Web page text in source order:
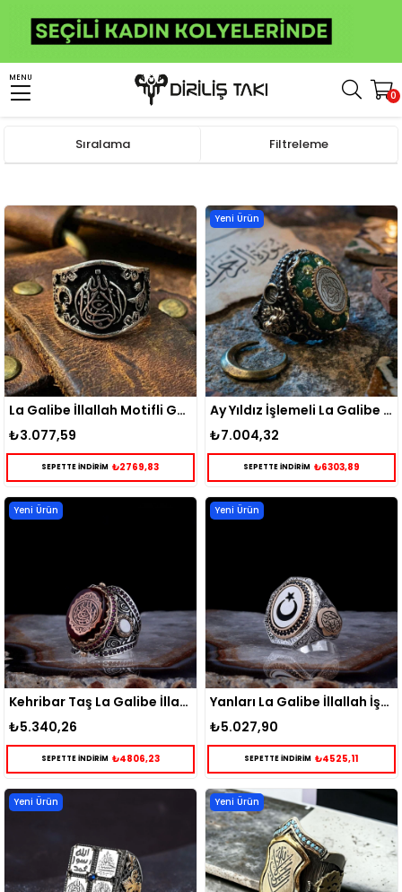
MENU
0
Anasayfa Erkek Gümüş Yüzük İslami Yüzükler La Galibe İllallah Yüzük
Filtreleme
Sıralama
La Galibe İllallah Motifli Gümüş Yüzük
₺3.077,59
SEPETTE İNDİRİM ₺2769,83
Ay Yıldız İşlemeli La Galibe İllallah Gümüş Yüzük
₺7.004,32
SEPETTE İNDİRİM ₺6303,89
Yeni Ürün
Kehribar Taş La Galibe İllallah Gümüş Yüzük
₺5.340,26
SEPETTE İNDİRİM ₺4806,23
Yeni Ürün
Yanları La Galibe İllallah İşlemli Ay Yıldız Gümüş Yüzük
₺5.027,90
SEPETTE İNDİRİM ₺4525,11
Yeni Ürün
Yeni Ürün Yeni Ürün